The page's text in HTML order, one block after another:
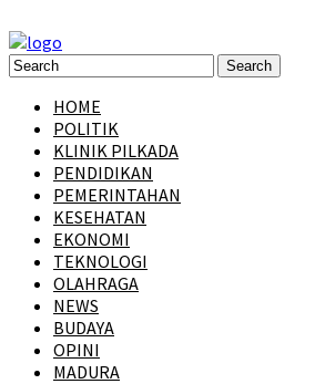
HOME
POLITIK
KLINIK PILKADA
PENDIDIKAN
PEMERINTAHAN
KESEHATAN
EKONOMI
TEKNOLOGI
OLAHRAGA
NEWS
BUDAYA
OPINI
MADURA